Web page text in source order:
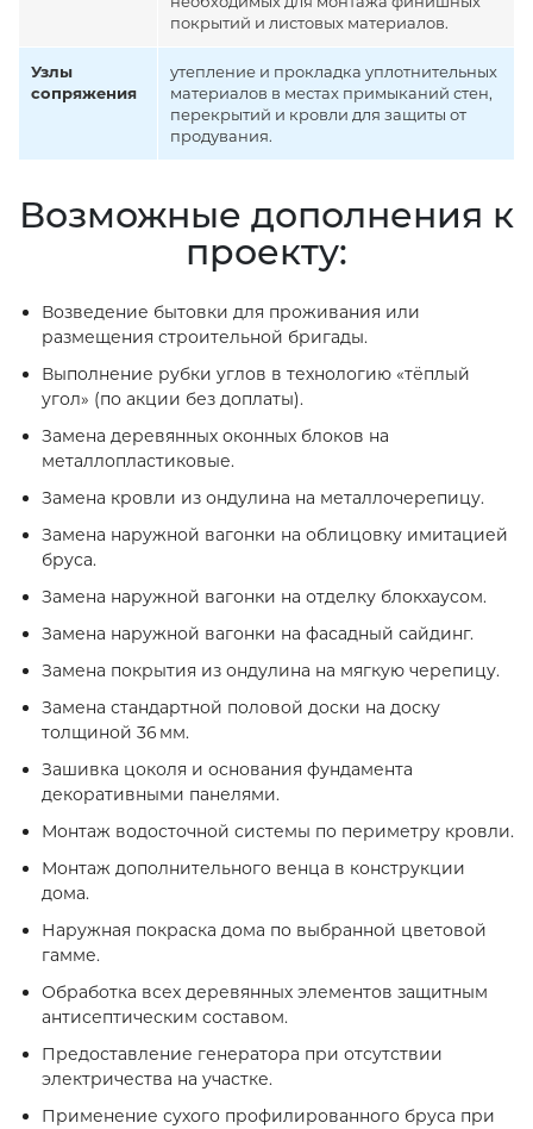
покрытий и листовых материалов.
Узлы
сопряжения
утепление и прокладка уплотнительных
материалов в местах примыканий стен,
перекрытий и кровли для защиты от
продувания.
Возможные дополнения к
проекту:
Возведение бытовки для проживания или
размещения строительной бригады.
Выполнение рубки углов в технологию «тёплый
угол» (по акции без доплаты).
Замена деревянных оконных блоков на
металлопластиковые.
Замена кровли из ондулина на металлочерепицу.
Замена наружной вагонки на облицовку имитацией
бруса.
Замена наружной вагонки на отделку блокхаусом.
Замена наружной вагонки на фасадный сайдинг.
Замена покрытия из ондулина на мягкую черепицу.
Замена стандартной половой доски на доску
толщиной 36 мм.
Зашивка цоколя и основания фундамента
декоративными панелями.
Монтаж водосточной системы по периметру кровли.
Монтаж дополнительного венца в конструкции
дома.
Наружная покраска дома по выбранной цветовой
гамме.
Обработка всех деревянных элементов защитным
антисептическим составом.
Предоставление генератора при отсутствии
электричества на участке.
Применение сухого профилированного бруса при